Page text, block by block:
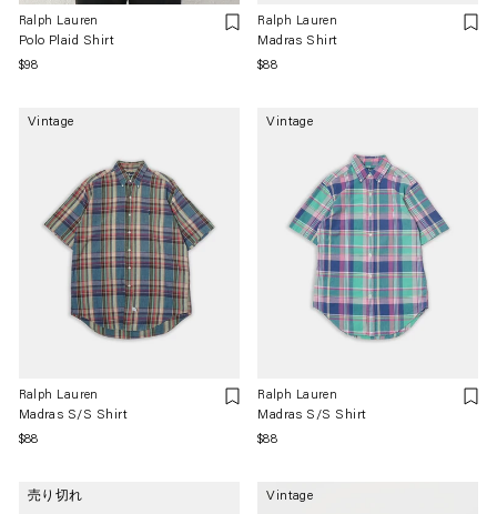
Ralph Lauren
Polo Plaid Shirt
通
格
$98
Ralph Lauren
Madras Shirt
通
格
$88
Vintage
Ralph Lauren
Madras S/S Shirt
通
格
$88
Vintage
Ralph Lauren
Madras S/S Shirt
通
格
$88
売り切れ Vintage